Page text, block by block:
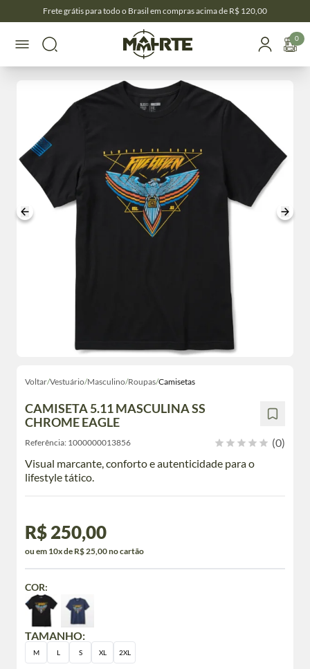
Frete grátis para todo o Brasil em compras acima de R$ 120,00
0
Voltar/Vestuário/Masculino/Roupas/Camisetas
CAMISETA 5.11 MASCULINA SS
CHROME EAGLE
Referência: 1000000013856
(0)
Visual marcante, conforto e autenticidade para o
lifestyle tático.
R$ 250,00
ou em 10x de R$ 25,00 no cartão
TAMANHO:
M L S XL 2XL
COR: